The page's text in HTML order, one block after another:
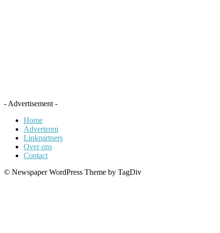
- Advertisement -
Home
Adverteren
Linkpartners
Over ons
Contact
© Newspaper WordPress Theme by TagDiv